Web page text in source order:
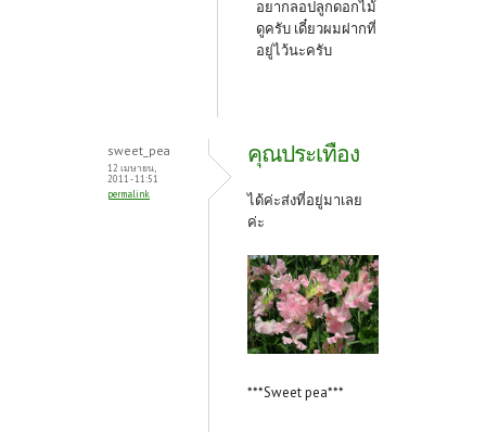
อยากลอปลูกดอกไม้
ดูครับ เดี๋ยวผมฝากที่
อยู่ไว้นะครับ
sweet_pea
12 เมษายน,
2011 - 11:51
permalink
คุณประเทือง
ได้ค่ะส่งที่อยู่มาเลย
ค่ะ
***Sweet pea***